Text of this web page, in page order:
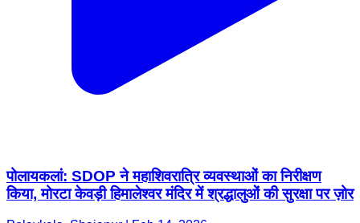
पोलायकलां: SDOP ने महाशिवरात्रि व्यवस्थाओं का निरीक्षण
किया, मोरटा केवड़ी हिमालेश्वर मंदिर में श्रद्धालुओं की सुरक्षा पर ज़ोर